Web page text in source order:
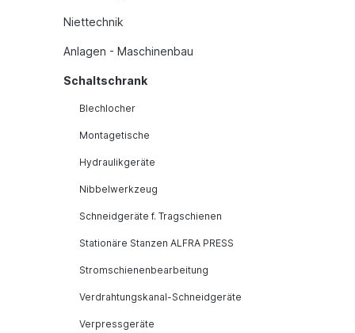
Niettechnik
Anlagen - Maschinenbau
Schaltschrank
Blechlocher
Montagetische
Hydraulikgeräte
Nibbelwerkzeug
Schneidgeräte f. Tragschienen
Stationäre Stanzen ALFRA PRESS
Stromschienenbearbeitung
Verdrahtungskanal-Schneidgeräte
Verpressgeräte